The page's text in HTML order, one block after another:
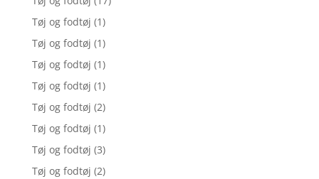
Tøj og fodtøj (1)
Tøj og fodtøj (1)
Tøj og fodtøj (1)
Tøj og fodtøj (1)
Tøj og fodtøj (2)
Tøj og fodtøj (1)
Tøj og fodtøj (3)
Tøj og fodtøj (2)